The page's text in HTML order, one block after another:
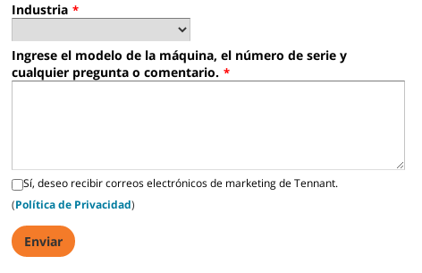
Industria *
Ingrese el modelo de la máquina, el número de serie y
cualquier pregunta o comentario. *
Sí, deseo recibir correos electrónicos de marketing de Tennant.
(Política de Privacidad)